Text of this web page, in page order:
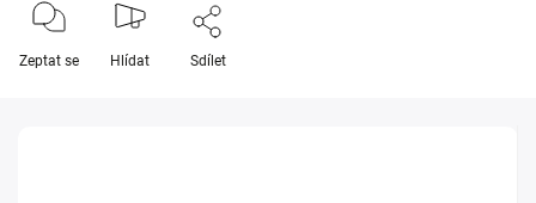
Zeptat se Hlídat Sdílet